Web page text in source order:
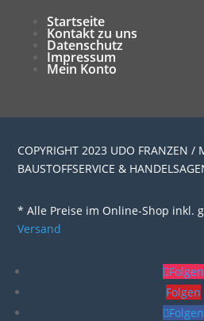
Startseite
Kontakt zu uns
Datenschutz
Impressum
Mein Konto
COPYRIGHT 2023 UDO FRANZEN /
BAUSTOFFSERVICE &
* Alle Preise im Online-Shop inkl.
Versand
Folgen
Folgen
Folgen